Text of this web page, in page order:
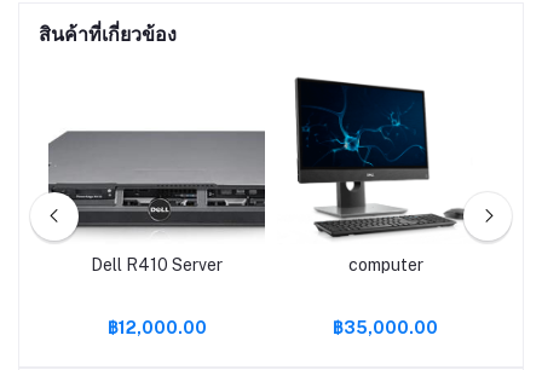
สินค้าที่เกี่ยวข้อง
Dell R410 Server
฿12,000.00
computer
฿35,000.00